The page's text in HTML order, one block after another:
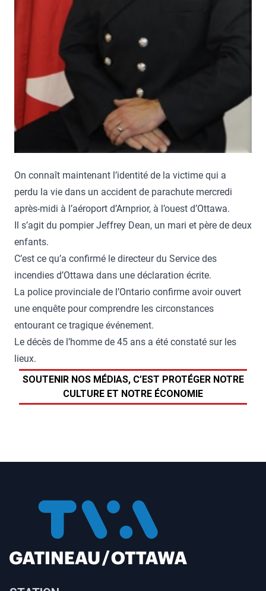
On connaît maintenant l’identité de la victime qui a
perdu la vie dans un accident de parachute mercredi
après-midi à l’aéroport d’Arnprior, à l’ouest d’Ottawa.
Il s’agit du pompier Jeffrey Dean, un mari et père de deux
enfants.
C’est ce qu’a confirmé le directeur du Service des
incendies d’Ottawa dans une déclaration écrite.
La police provinciale de l’Ontario confirme avoir ouvert
une enquête pour comprendre les circonstances
entourant ce tragique événement.
Le décès de l’homme de 45 ans a été constaté sur les
lieux.
SOUTENIR NOS MÉDIAS, C’EST PROTÉGER NOTRE
CULTURE ET NOTRE ÉCONOMIE